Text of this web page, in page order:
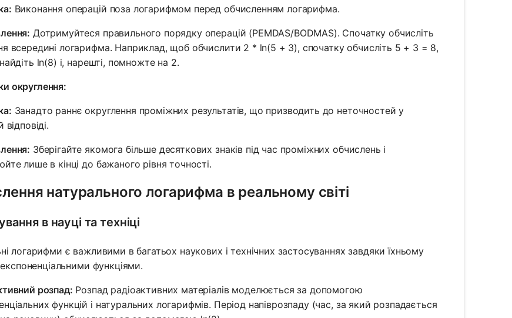
Виконання операцій поза логарифмом перед обчисленням логарифма.
Дотримуйтеся правильного порядку операцій (PEMDAS/BODMAS). Спочатку обчисліть
всередині логарифма. Наприклад, щоб обчислити 2 * ln(5 + 3), спочатку обчисліть 5 + 3 = 8,
ln(8) і, нарешті, помножте на 2.
округлення:
Занадто раннє округлення проміжних результатів, що призводить до неточностей у
відповіді.
Зберігайте якомога більше десяткових знаків під час проміжних обчислень і
лише в кінці до бажаного рівня точності.
натурального логарифма в реальному світі
в науці та техніці
логарифми є важливими в багатьох наукових і технічних застосуваннях завдяки їхньому
функціями.
розпад: Розпад радіоактивних матеріалів моделюється за допомогою
функцій і натуральних логарифмів. Період напіврозпаду (час, за який розпадається